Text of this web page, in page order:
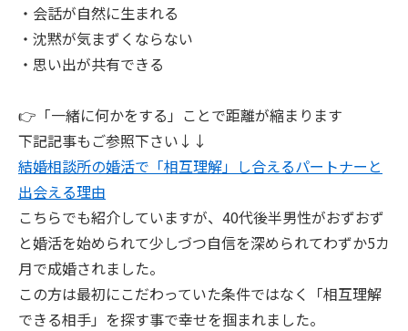
・会話が自然に生まれる
・沈黙が気まずくならない
・思い出が共有できる
👉「一緒に何かをする」ことで距離が縮まります
下記記事もご参照下さい↓↓
結婚相談所の婚活で「相互理解」し合えるパートナーと
出会える理由
こちらでも紹介していますが、40代後半男性がおずおず
と婚活を始められて少しづつ自信を深められてわずか5カ
月で成婚されました。
この方は最初にこだわっていた条件ではなく「相互理解
できる相手」を探す事で幸せを掴まれました。